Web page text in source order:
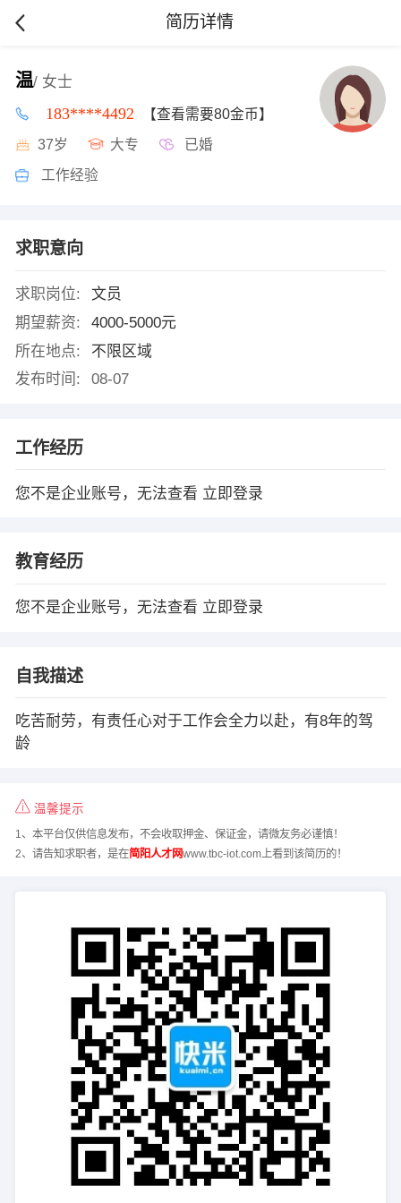
简历详情
温/ 女士
183****4492 【查看需要80金币】
37岁 大专 已婚
工作经验
求职意向
求职岗位:
文员
期望薪资:
4000-5000元
所在地点:
不限区域
发布时间:
08-07
工作经历
您不是企业账号，无法查看 立即登录
教育经历
您不是企业账号，无法查看 立即登录
自我描述
吃苦耐劳，有责任心对于工作会全力以赴，有8年的驾
龄
温馨提示
1、本平台仅供信息发布，不会收取押金、保证金，请微友务必谨慎！
2、请告知求职者，是在简阳人才网www.tbc-iot.com上看到该简历的！